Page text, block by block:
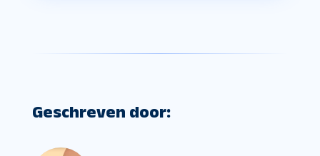
Geschreven door: